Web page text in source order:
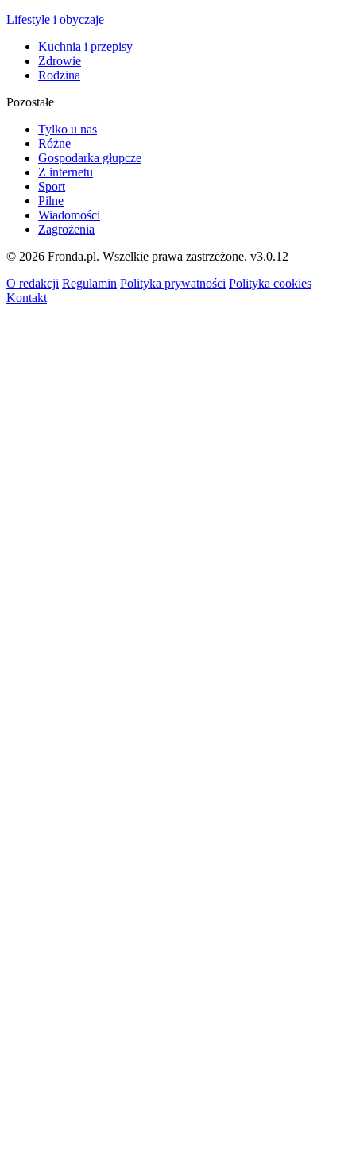
Lifestyle i obyczaje
Kuchnia i przepisy
Zdrowie
Rodzina
Pozostałe
Tylko u nas
Różne
Gospodarka głupcze
Z internetu
Sport
Pilne
Wiadomości
Zagrożenia
© 2026 Fronda.pl. Wszelkie prawa zastrzeżone. v3.0.12
O redakcji Regulamin Polityka prywatności Polityka cookies
Kontakt